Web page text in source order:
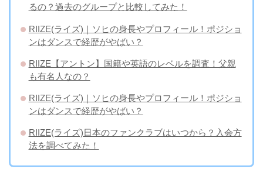
るの？過去のグループと比較してみた！
RIIZE(ライズ)｜ソヒの身長やプロフィール！ポジショ
ンはダンスで経歴がやばい？
RIIZE【アントン】国籍や英語のレベルを調査！父親
も有名人なの？
RIIZE(ライズ)｜ソヒの身長やプロフィール！ポジショ
ンはダンスで経歴がやばい？
RIIZE(ライズ)日本のファンクラブはいつから？入会方
法を調べてみた！